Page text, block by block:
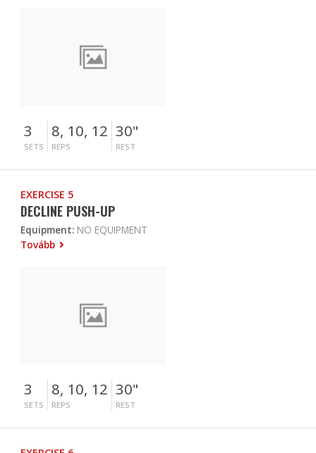
3
SETS
8, 10, 12
REPS
30"
REST
EXERCISE 5
DECLINE PUSH-UP
Equipment: NO EQUIPMENT
Tovább
3
SETS
8, 10, 12
REPS
30"
REST